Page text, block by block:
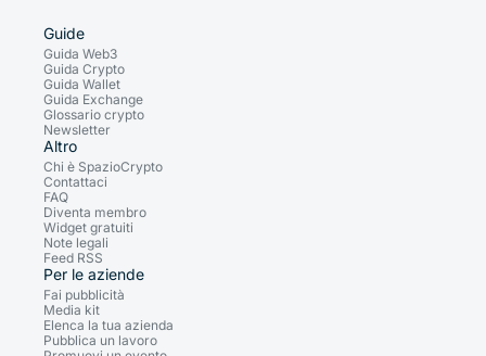
Guide
Guida Web3
Guida Crypto
Guida Wallet
Guida Exchange
Glossario crypto
Newsletter
Altro
Chi è SpazioCrypto
Contattaci
FAQ
Diventa membro
Widget gratuiti
Note legali
Feed RSS
Per le aziende
Fai pubblicità
Media kit
Elenca la tua azienda
Pubblica un lavoro